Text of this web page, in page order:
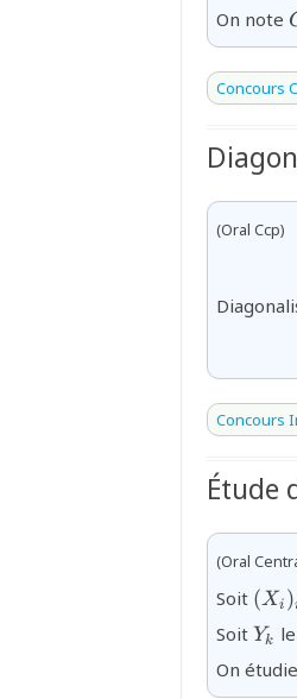
On note
Concours
(Oral Ccp)
Concours
Étude
(Oral
Soit (Xi )
SoitY_k
Yk
On